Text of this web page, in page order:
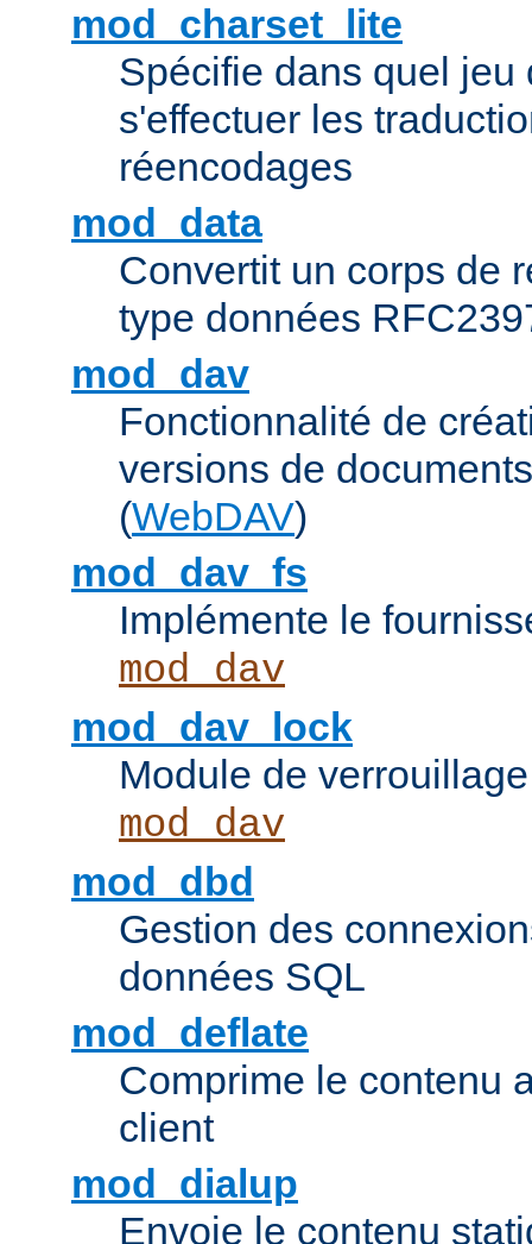
mod_charset_lite
Spécifie dans quel jeu
s'effectuer les
réencodages
mod_data
Convertit un corps de
type données
mod_dav
Fonctionnalité de
versions de
(WebDAV)
mod_dav_fs
Implémente le
mod_dav
mod_dav_lock
Module de
mod_dav
mod_dbd
Gestion des
données SQL
mod_deflate
Comprime le contenu
client
mod_dialup
Envoie le contenu